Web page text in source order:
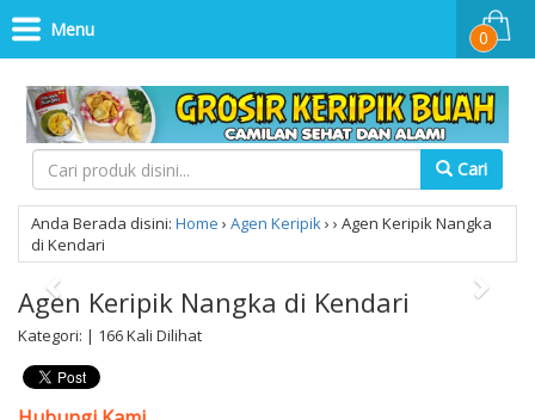
Cari
0
Menu
Anda Berada disini: Home › Agen Keripik› › Agen Keripik Nangka
di Kendari
Agen Keripik Nangka di Kendari
Kategori: | 166 Kali Dilihat